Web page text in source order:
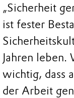
„Sicherheit
ist fester
Jahren leben.
wichtig, dass
der Arbeit